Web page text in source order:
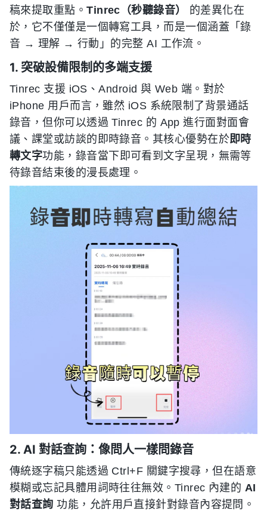
稿來提取重點。Tinrec（秒聽錄音）
的差異化在
於，它不僅僅是一個轉寫工具，而是一個涵蓋「錄
音 → 理解 → 行動」的完整 AI 工作流。
1. 突破設備限制的多端支援
Tinrec 支援 iOS、Android 與 Web 端。對於
iPhone 用戶而言，雖然 iOS 系統限制了背景通話
錄音，但你可以透過 Tinrec 的 App 進行面對面會
議、課堂或訪談的即時錄音。其核心優勢在於即時
轉文字功能，錄音當下即可看到文字呈現，無需等
待錄音結束後的漫長處理。
2. AI 對話查詢：像問人一樣問錄音
傳統逐字稿只能透過 Ctrl+F 關鍵字搜尋，但在語意
模糊或忘記具體用詞時往往無效。Tinrec 內建的 AI
對話查詢 功能，允許用戶直接針對錄音內容提問。